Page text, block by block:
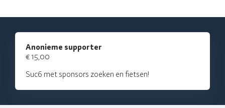
Anonieme supporter
€ 15,00
Suc6 met sponsors zoeken en fietsen!